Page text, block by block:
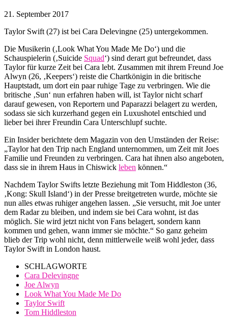
21. September 2017
Taylor Swift (27) ist bei Cara Delevingne (25) untergekommen.
Die Musikerin (‚Look What You Made Me Do‘) und die
Schauspielerin (‚Suicide Squad‘) sind derart gut befreundet, dass
Taylor für kurze Zeit bei Cara lebt. Zusammen mit ihrem Freund Joe
Alwyn (26, ‚Keepers‘) reiste die Chartkönigin in die britische
Hauptstadt, um dort ein paar ruhige Tage zu verbringen. Wie die
britische ‚Sun‘ nun erfahren haben will, ist Taylor nicht scharf
darauf gewesen, von Reportern und Paparazzi belagert zu werden,
sodass sie sich kurzerhand gegen ein Luxushotel entschied und
lieber bei ihrer Freundin Cara Unterschlupf suchte.
Ein Insider berichtete dem Magazin von den Umständen der Reise:
„Taylor hat den Trip nach England unternommen, um Zeit mit Joes
Familie und Freunden zu verbringen. Cara hat ihnen also angeboten,
dass sie in ihrem Haus in Chiswick leben können.“
Nachdem Taylor Swifts letzte Beziehung mit Tom Hiddleston (36,
‚Kong: Skull Island‘) in der Presse breitgetreten wurde, möchte sie
nun alles etwas ruhiger angehen lassen. „Sie versucht, mit Joe unter
dem Radar zu bleiben, und indem sie bei Cara wohnt, ist das
möglich. Sie wird jetzt nicht von Fans belagert, sondern kann
kommen und gehen, wann immer sie möchte.“ So ganz geheim
blieb der Trip wohl nicht, denn mittlerweile weiß wohl jeder, dass
Taylor Swift in London haust.
SCHLAGWORTE
Cara Delevingne
Joe Alwyn
Look What You Made Me Do
Taylor Swift
Tom Hiddleston